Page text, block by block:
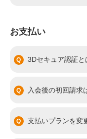
お支払い
3Dセキュア認証と
入会後の初回請求
支払いプランを変